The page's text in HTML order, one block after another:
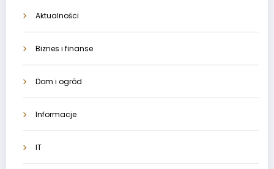
Aktualności
Biznes i finanse
Dom i ogród
Informacje
IT